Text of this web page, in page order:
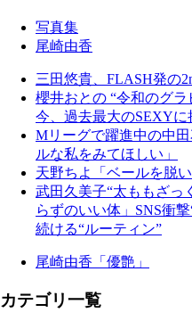
写真集
尾崎由香
三田悠貴、FLASH発の
櫻井おとの “令和のグ
今、過去最大のSEXYに
Mリーグで躍進中の中
ルな私をみてほしい」
天野ちよ「ベールを脱
武田久美子“太ももざっ
らずのいい体」SNS衝
続ける“ルーティン”
尾崎由香「優艶」
カテゴリ一覧